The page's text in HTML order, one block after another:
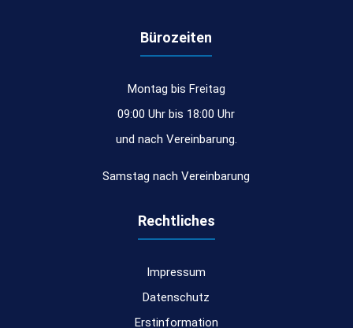
Bürozeiten
Montag bis Freitag
09:00 Uhr bis 18:00 Uhr
und nach Vereinbarung.
Samstag nach Vereinbarung
Rechtliches
Impressum
Datenschutz
Erstinformation